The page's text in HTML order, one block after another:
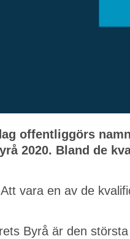
offentliggörs
2020. Bland de
vara en av de
Byrå är den